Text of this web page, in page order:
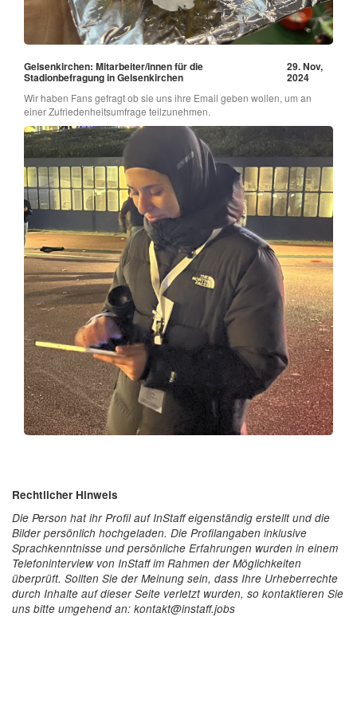
Gelsenkirchen: Mitarbeiter/innen für die
Stadionbefragung in Gelsenkirchen
29. Nov,
2024
Wir haben Fans gefragt ob sie uns ihre Email geben wollen, um an
einer Zufriedenheitsumfrage teilzunehmen.
Rechtlicher Hinweis
Die Person hat ihr Profil auf InStaff eigenständig erstellt und die
Bilder persönlich hochgeladen. Die Profilangaben inklusive
Sprachkenntnisse und persönliche Erfahrungen wurden in einem
Telefoninterview von InStaff im Rahmen der Möglichkeiten
überprüft. Sollten Sie der Meinung sein, dass Ihre Urheberrechte
durch Inhalte auf dieser Seite verletzt wurden, so kontaktieren Sie
uns bitte umgehend an: kontakt@instaff.jobs